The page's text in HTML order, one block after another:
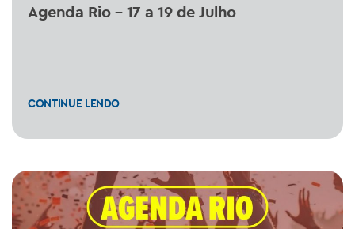
Agenda Rio – 17 a 19 de Julho
CONTINUE LENDO